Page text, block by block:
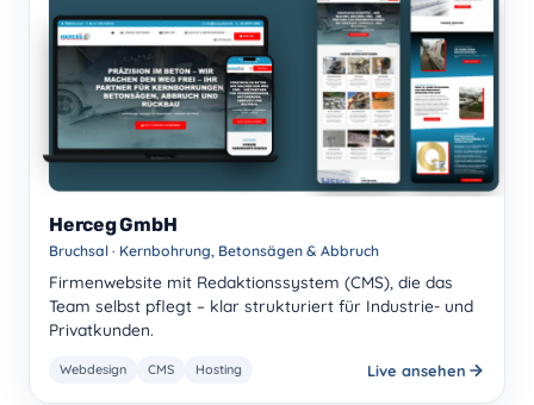
Herceg GmbH
Bruchsal · Kernbohrung, Betonsägen & Abbruch
Firmenwebsite mit Redaktionssystem (CMS), die das
Team selbst pflegt – klar strukturiert für Industrie- und
Privatkunden.
Webdesign CMS Hosting Live ansehen